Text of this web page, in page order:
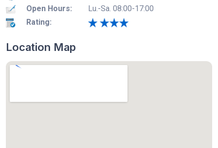
Open Hours:
Lu.-Sa. 08:00-17:00
Rating:
Location Map